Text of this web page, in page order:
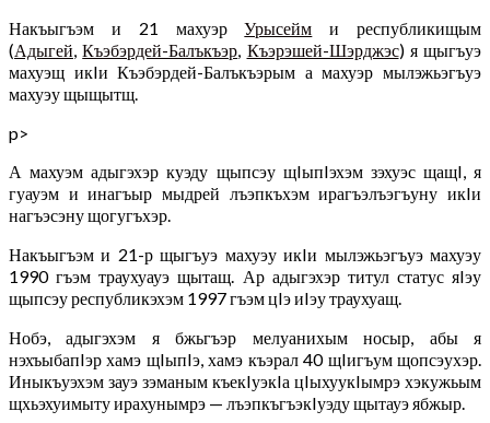
Накъыгъэм и 21 махуэрУрысейм и республикищым
(Адыгей,Къэбэрдей-Балъкъэр, Къэрэшей-Шэрджэс) я щыгъуэ
махуэщ икIи Къэбэрдей-Балъкъэрым а махуэр мылэжьэгъуэ
махуэу щыщытщ.
p>
А махуэм адыгэхэр куэду щыпсэу щIыпIэхэм зэхуэс щащI, я
гуауэм и инагъыр мыдрей лъэпкъхэм ирагъэлъэгъуну икIи
нагъэсэну щогугъхэр.
Накъыгъэм и 21-р щыгъуэ махуэу икIи мылэжьэгъуэ махуэу
1990 гъэм траухуауэ щытащ. Ар адыгэхэр титул статус яIэу
щыпсэу республикэхэм 1997 гъэм цIэ иIэу траухуащ.
Нобэ, адыгэхэм я бжьгъэр мелуанихым носыр, абы я
нэхъыбапIэр хамэ щIыпIэ, хамэ къэрал 40 щIигъум щопсэухэр.
Иныкъуэхэм зауэ зэманым къекIуэкIа цIыхуукIымрэ хэкужьым
щхьэхуимыту ирахунымрэ — лъэпкъгъэкIуэду щытауэ ябжыр.